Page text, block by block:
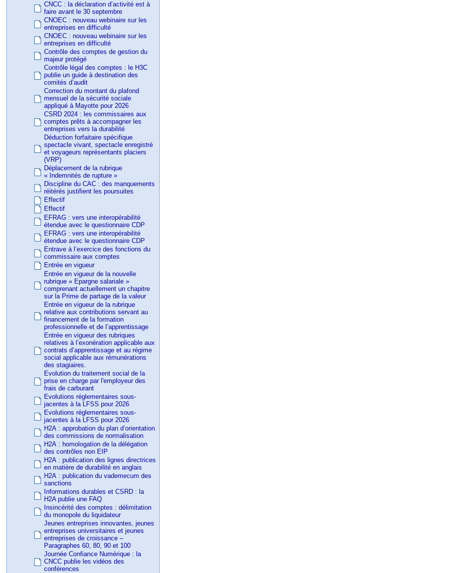
CNCC : la déclaration d’activité est à
faire avant le 30 septembre
CNOEC : nouveau webinaire sur les
entreprises en difficulté
CNOEC : nouveau webinaire sur les
entreprises en difficulté
Contrôle des comptes de gestion du
majeur protégé
Contrôle légal des comptes : le H3C
publie un guide à destination des
comités d’audit
Correction du montant du plafond
mensuel de la sécurité sociale
appliqué à Mayotte pour 2026
CSRD 2024 : les commissaires aux
comptes prêts à accompagner les
entreprises vers la durabilité
Déduction forfaitaire spécifique
spectacle vivant, spectacle enregistré
et voyageurs représentants placiers
(VRP)
Déplacement de la rubrique
« Indemnités de rupture »
Discipline du CAC : des manquements
réitérés justifient les poursuites
Effectif
Effectif
EFRAG : vers une interopérabilité
étendue avec le questionnaire CDP
EFRAG : vers une interopérabilité
étendue avec le questionnaire CDP
Entrave à l’exercice des fonctions du
commissaire aux comptes
Entrée en vigueur
Entrée en vigueur de la nouvelle
rubrique « Epargne salariale »
comprenant actuellement un chapitre
sur la Prime de partage de la valeur
Entrée en vigueur de la rubrique
relative aux contributions servant au
financement de la formation
professionnelle et de l’apprentissage
Entrée en vigueur des rubriques
relatives à l’exonération applicable aux
contrats d’apprentissage et au régime
social applicable aux rémunérations
des stagiaires.
Evolution du traitement social de la
prise en charge par l'employeur des
frais de carburant
Evolutions réglementaires sous-
jacentes à la LFSS pour 2026
Evolutions réglementaires sous-
jacentes à la LFSS pour 2026
H2A : approbation du plan d’orientation
des commissions de normalisation
H2A : homologation de la délégation
des contrôles non EIP
H2A : publication des lignes directrices
en matière de durabilité en anglais
H2A : publication du vademecum des
sanctions
Informations durables et CSRD : la
H2A publie une FAQ
Insincérité des comptes : délimitation
du monopole du liquidateur
Jeunes entreprises innovantes, jeunes
entreprises universitaires et jeunes
entreprises de croissance –
Paragraphes 60, 80, 90 et 100
Journée Confiance Numérique : la
CNCC publie les vidéos des
conférences